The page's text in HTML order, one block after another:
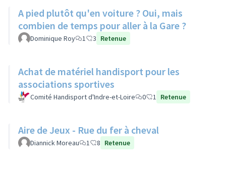
A pied plutôt qu'en voiture ? Oui, mais
combien de temps pour aller à la Gare ?
Dominique Roy 1 3 Retenue
Achat de matériel handisport pour les
associations sportives
Comité Handisport d'Indre-et-Loire 0 1 Retenue
Aire de Jeux - Rue du fer à cheval
Diannick Moreau 1 8 Retenue